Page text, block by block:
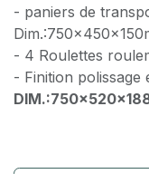
- ​paniers de
- 4 Roulettes
- Finition polissage